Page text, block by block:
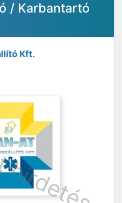
/ Karbantartó
Kft.